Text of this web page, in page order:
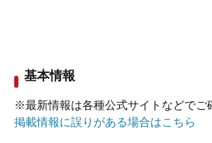
が行き届いていると気持ち良いです
イレベルな銭湯さんなのでお勧めで
す。初心者さんも是非どうぞ。
基本情報
※最新情報は各種公式サイトなどでご
掲載情報に誤りがある場合はこちら